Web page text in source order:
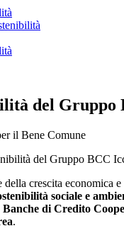
del Gruppo
il Bene Comune
della crescita economica
sociale e
Banche di Credito
.